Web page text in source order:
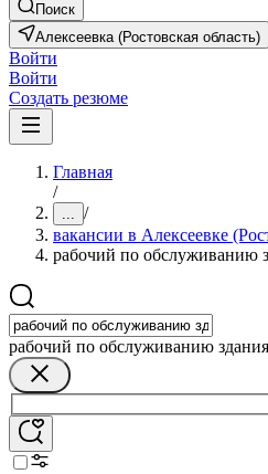
Поиск
Алексеевка (Ростовская область)
Войти
Войти
Создать резюме
Главная
/
... /
вакансии в Алексеевке
рабочий по обслуживанию
рабочий по обслуживанию здания